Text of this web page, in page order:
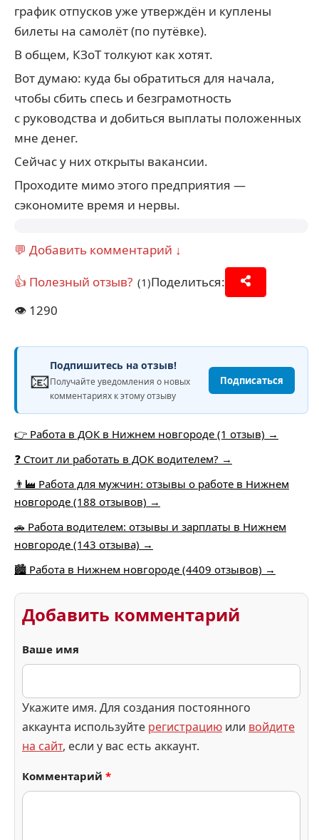
график отпусков уже утверждён и куплены
билеты на самолёт (по путёвке).
В общем, КЗоТ толкуют как хотят.
Вот думаю: куда бы обратиться для начала,
чтобы сбить спесь и безграмотность
с руководства и добиться выплаты положенных
мне денег.
Сейчас у них открыты вакансии.
Проходите мимо этого предприятия —
сэкономите время и нервы.
💬 Добавить комментарий ↓
👍 Полезный отзыв? (1)Поделиться:
👁️ 1290
📧
Подпишитесь на отзыв!
Получайте уведомления о новых
комментариях к этому отзыву
Подписаться
👉 Работа в ДОК в Нижнем новгороде (1 отзыв) →
❓ Стоит ли работать в ДОК водителем? →
👨‍🏭 Работа для мужчин: отзывы о работе в Нижнем
новгороде (188 отзывов) →
🚗 Работа водителем: отзывы и зарплаты в Нижнем
новгороде (143 отзыва) →
🏙️ Работа в Нижнем новгороде (4409 отзывов) →
Добавить комментарий
Ваше имя
Укажите имя. Для создания постоянного
аккаунта используйте регистрацию или войдите
на сайт, если у вас есть аккаунт.
Комментарий *